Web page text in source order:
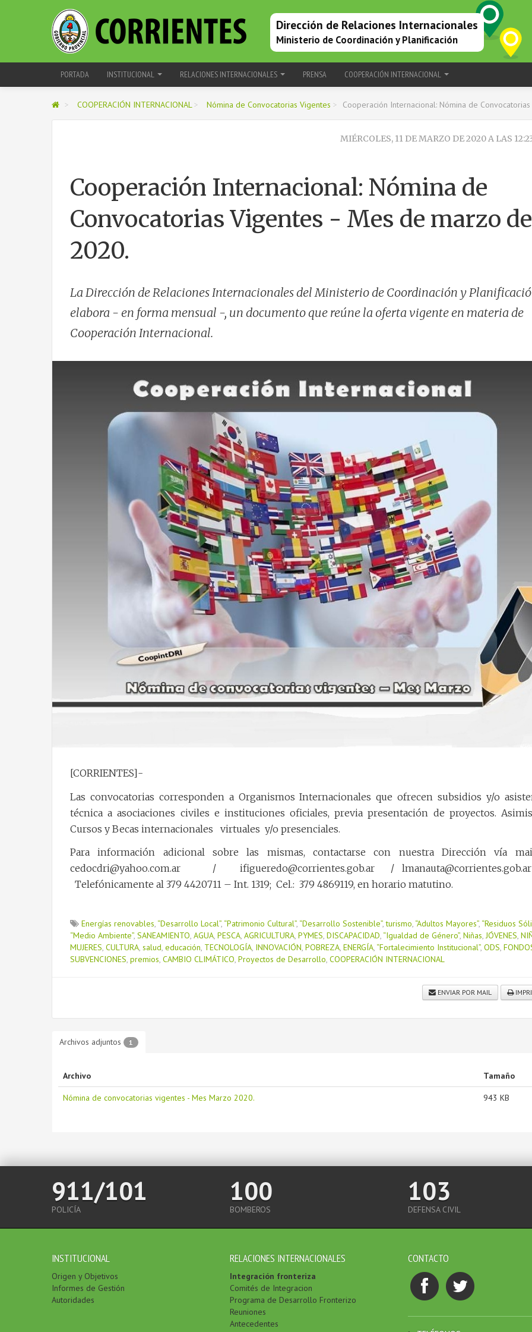
Dirección de Relaciones Internacionales
Ministerio de Coordinación y Planificación
PORTADA INSTITUCIONAL RELACIONES INTERNACIONALES PRENSA COOPERACIÓN INTERNACIONAL
> COOPERACIÓN INTERNACIONAL > Nómina de Convocatorias Vigentes > Cooperación Internacional: Nómina de
MIÉRCOLES, 11 DE MARZO DE 2020 A LAS
Cooperación Internacional: Nómina de
Convocatorias Vigentes - Mes de marzo de
2020.
La Dirección de Relaciones Internacionales del Ministerio de Coordinación y
elabora - en forma mensual -, un documento que reúne la oferta vigente en materia de
Cooperación Internacional.
[CORRIENTES]-
Las convocatorias corresponden a Organismos Internacionales que ofrecen subsidios y/o
técnica a asociaciones civiles e instituciones oficiales, previa presentación de proyectos.
Cursos y Becas internacionales virtuales y/o presenciales.
Para información adicional sobre las mismas, contactarse con nuestra Dirección vía
cedocdri@yahoo.com.ar / ifigueredo@corrientes.gob.ar /
Telefónicamente al 379 4420711 – Int. 1319; Cel.: 379 4869119, en horario matutino.
Energías renovables, “Desarrollo Local”, “Patrimonio Cultural”, “Desarrollo Sostenible”,turismo, “Adultos Mayores”, “Residuos
“Medio Ambiente”, SANEAMIENTO, AGUA, PESCA, AGRICULTURA, PYMES, DISCAPACIDAD, “Igualdad de Género”, Niñas,JÓVENES,
MUJERES, CULTURA, salud, educación, TECNOLOGÍA, INNOVACIÓN, POBREZA, ENERGÍA, “Fortalecimiento Institucional”, ODS,
SUBVENCIONES, premios, CAMBIO CLIMÁTICO, Proyectos de Desarrollo, COOPERACIÓN INTERNACIONAL
ENVIAR POR MAIL
Archivos adjuntos 1
Archivo Tamaño
Nómina de convocatorias vigentes - Mes Marzo 2020. 943 KB
911/101
POLICÍA
100
BOMBEROS
103
DEFENSA CIVIL
INSTITUCIONAL
Origen y Objetivos
Informes de Gestión
Autoridades
RELACIONES INTERNACIONALES
Integración fronteriza
Comités de Integracion
Programa de Desarrollo Fronterizo
Reuniones
Antecedentes
CONTACTO